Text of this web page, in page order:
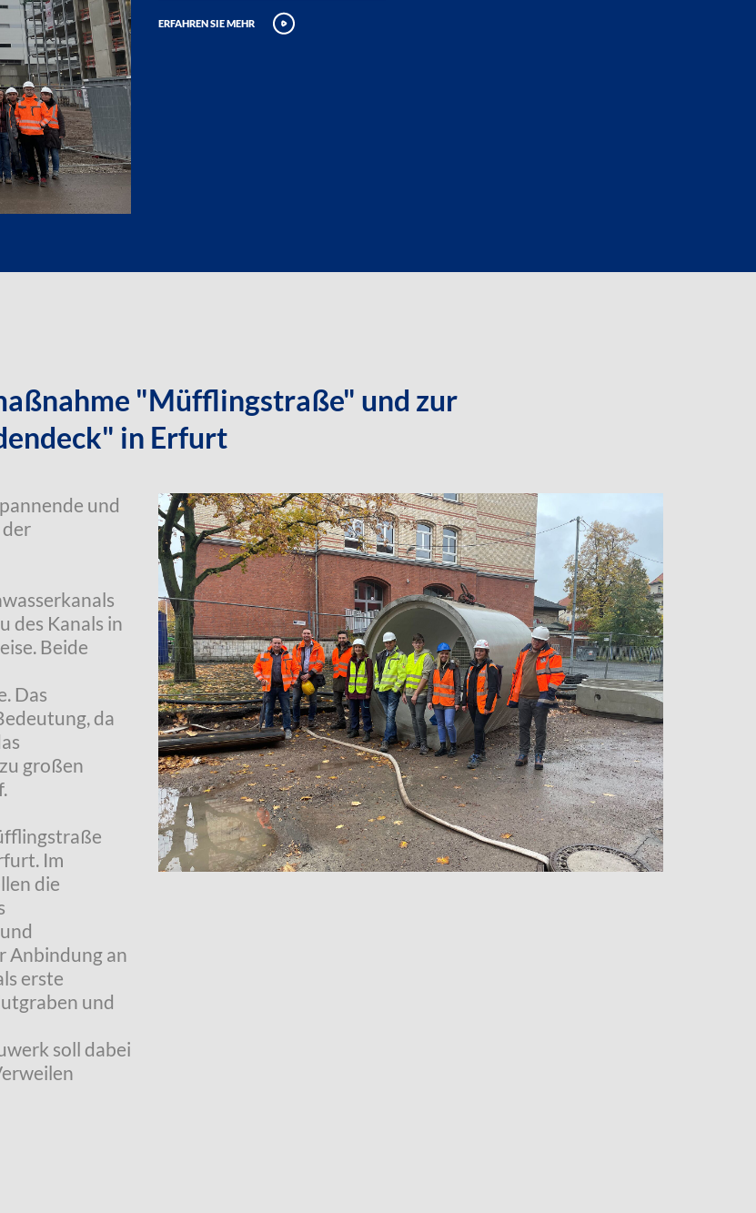
erfahren sie mehr
"Müfflingstraße" und zur
in Erfurt
und
des Kanals in
Beide
Das
da
großen
Im
die
Anbindung an
erste
und
soll dabei